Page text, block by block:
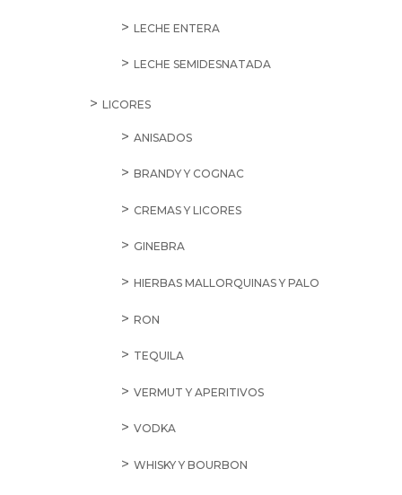
LECHE ENTERA
LECHE SEMIDESNATADA
LICORES
ANISADOS
BRANDY Y COGNAC
CREMAS Y LICORES
GINEBRA
HIERBAS MALLORQUINAS Y PALO
RON
TEQUILA
VERMUT Y APERITIVOS
VODKA
WHISKY Y BOURBON